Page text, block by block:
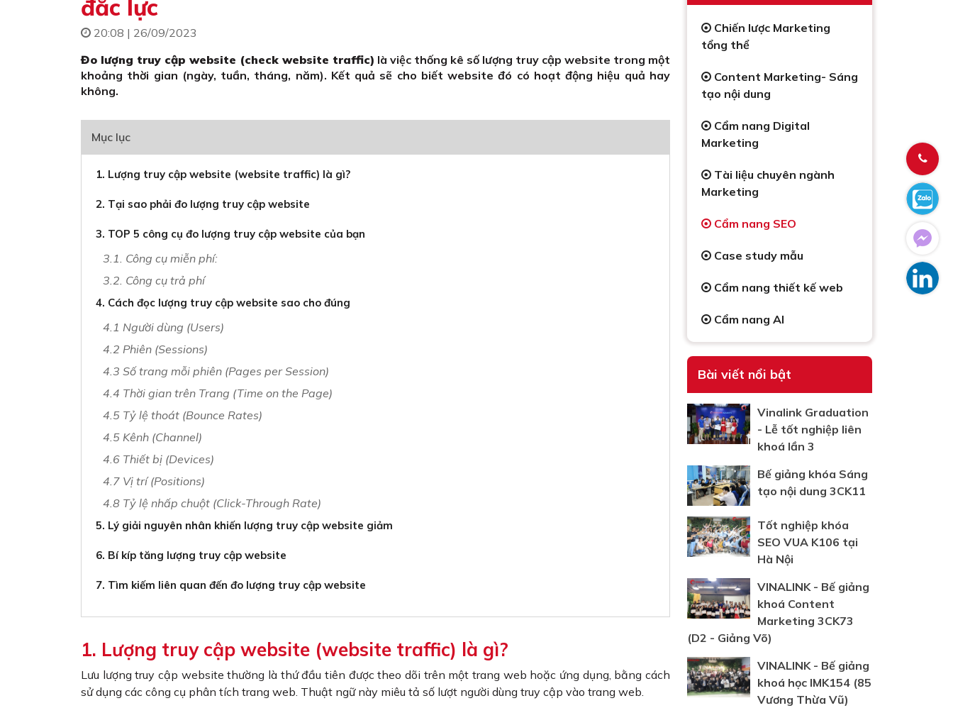
đắc lực
20:08 | 26/09/2023
Đo lượng truy cập website (check website traffic) là việc thống kê số lượng truy cập website trong một
khoảng thời gian (ngày, tuần, tháng, năm). Kết quả sẽ cho biết website đó có hoạt động hiệu quả hay
không.
Mục lục
1. Lượng truy cập website (website traffic) là gì?
2. Tại sao phải đo lượng truy cập website
3. TOP 5 công cụ đo lượng truy cập website của bạn
3.1. Công cụ miễn phí:
3.2. Công cụ trả phí
4. Cách đọc lượng truy cập website sao cho đúng
4.1 Người dùng (Users)
4.2 Phiên (Sessions)
4.3 Số trang mỗi phiên (Pages per Session)
4.4 Thời gian trên Trang (Time on the Page)
4.5 Tỷ lệ thoát (Bounce Rates)
4.5 Kênh (Channel)
4.6 Thiết bị (Devices)
4.7 Vị trí (Positions)
4.8 Tỷ lệ nhấp chuột (Click-Through Rate)
5. Lý giải nguyên nhân khiến lượng truy cập website giảm
6. Bí kíp tăng lượng truy cập website
7. Tìm kiếm liên quan đến đo lượng truy cập website
1. Lượng truy cập website (website traffic) là gì?
Lưu lượng truy cập website thường là thứ đầu tiên được theo dõi trên một trang web hoặc ứng dụng, bằng cách
sử dụng các công cụ phân tích trang web. Thuật ngữ này miêu tả số lượt người dùng truy cập vào trang web.
Chiến lược Marketing
tổng thể
Content Marketing- Sáng
tạo nội dung
Cẩm nang Digital
Marketing
Tài liệu chuyên ngành
Marketing
Cẩm nang SEO
Case study mẫu
Cẩm nang thiết kế web
Cẩm nang AI
Bài viết nổi bật
Vinalink Graduation
- Lễ tốt nghiệp liên
khoá lần 3
Bế giảng khóa Sáng
tạo nội dung 3CK11
Tốt nghiệp khóa
SEO VUA K106 tại
Hà Nội
VINALINK - Bế giảng
khoá Content
Marketing 3CK73
(D2 - Giảng Võ)
VINALINK - Bế giảng
khoá học IMK154 (85
Vương Thừa Vũ)